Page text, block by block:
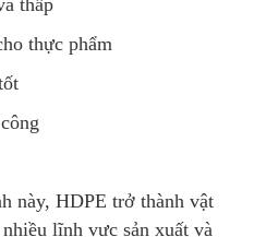
thấp
thực phẩm
này, HDPE trở thành vật
lĩnh vực sản xuất và